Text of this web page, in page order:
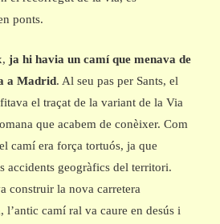
ponts.
ja hi havia un camí que menava de
a Madrid. Al seu pas per Sants, el
el traçat de la variant de la Via
que acabem de conèixer. Com
camí era força tortuós, ja que
accidents geogràfics del territori.
construir la nova carretera
l’antic camí ral va caure en desús i